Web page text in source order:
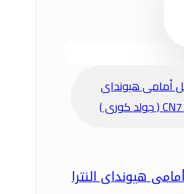
هيونداى النترا